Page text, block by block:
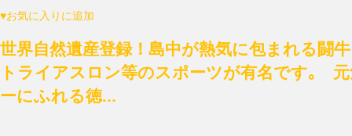
♥お気に入りに追加
世界自然遺産登録！島中が熱気に包まれる闘
トライアスロン等のスポーツが有名です｡
ーにふれる徳...